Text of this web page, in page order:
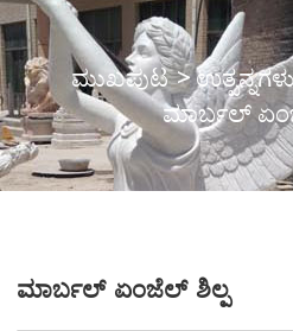
ಮುಖಪುಟ ಉತ್ಪನ್ನಗಳು
ಮಾರ್ಬಲ್
ಮಾರ್ಬಲ್ ಏಂಜೆಲ್ ಶಿಲ್ಪ